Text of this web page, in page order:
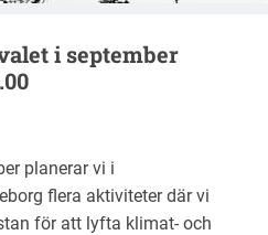
i september
planerar vi i
flera aktiviteter där vi
för att lyfta klimat- och